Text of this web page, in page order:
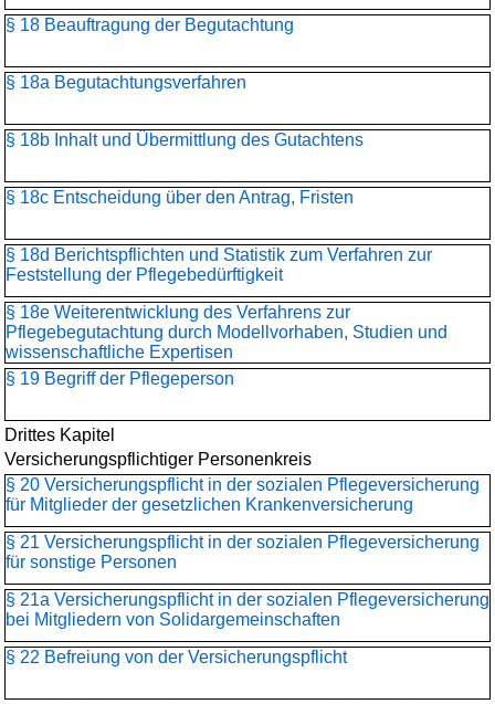
§ 18 Beauftragung der Begutachtung
§ 18a Begutachtungsverfahren
§ 18b Inhalt und Übermittlung des Gutachtens
§ 18c Entscheidung über den Antrag, Fristen
§ 18d Berichtspflichten und Statistik zum Verfahren zur
Feststellung der Pflegebedürftigkeit
§ 18e Weiterentwicklung des Verfahrens zur
Pflegebegutachtung durch Modellvorhaben, Studien und
wissenschaftliche Expertisen
§ 19 Begriff der Pflegeperson
Drittes Kapitel
Versicherungspflichtiger Personenkreis
§ 20 Versicherungspflicht in der sozialen Pflegeversicherung
für Mitglieder der gesetzlichen Krankenversicherung
§ 21 Versicherungspflicht in der sozialen Pflegeversicherung
für sonstige Personen
§ 21a Versicherungspflicht in der sozialen Pflegeversicherung
bei Mitgliedern von Solidargemeinschaften
§ 22 Befreiung von der Versicherungspflicht